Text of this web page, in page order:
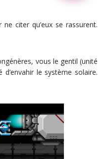
citer qu’eux se rassurent.
vous le gentil (unité
le système solaire.